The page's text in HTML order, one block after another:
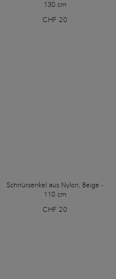
130 cm
CHF 20
Schnürsenkel aus Nylon, Beige -
110 cm
CHF 20